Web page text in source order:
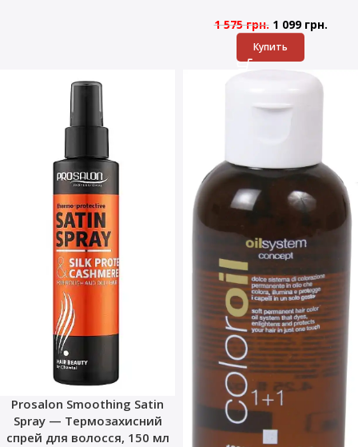
1 575грн. 1 099 грн.
Купить
Prosalon Smoothing Satin
Spray — Термозахисний
спрей для волосся, 150 мл